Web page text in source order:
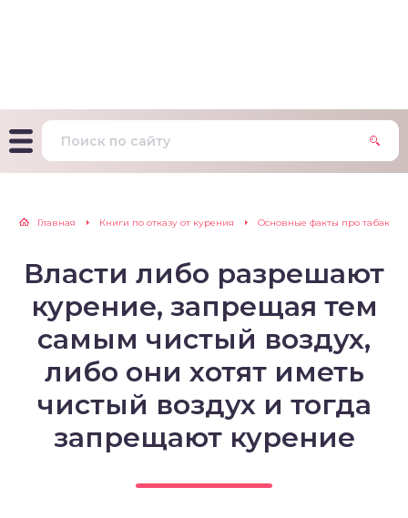
Главная Книги по отказу от курения Основные факты про табак
Власти либо разрешают
курение, запрещая тем
самым чистый воздух,
либо они хотят иметь
чистый воздух и тогда
запрещают курение
на определение типа
поведения
зависимости
курильщика –